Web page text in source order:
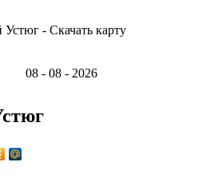
- Скачать карту
08 - 08 - 2026